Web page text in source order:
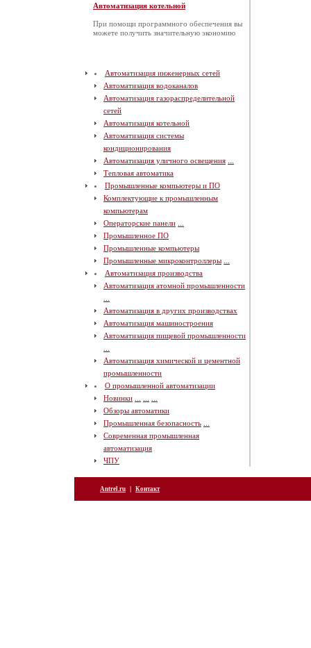
Автоматизация котельной
При помощи программного обеспечения вы
можете получить значительную экономию
Автоматизация инженерных сетей
Автоматизация водоканалов
Автоматизация газораспределительной
сетей
Автоматизация котельной
Автоматизация системы
кондиционирования
Автоматизация уличного освещения
Тепловая автоматика
Промышленные компьютеры и ПО
Комплектующие к промышленным
компьютерам
Операторские панели
Промышленное ПО
Промышленные компьютеры
Промышленные микроконтроллеры
Автоматизация производства
Автоматизация атомной промышленности
Автоматизация в других производствах
Автоматизация машиностроения
Автоматизация пищевой промышленности
Автоматизация химической и цементной
промышленности
О промышленной автоматизации
Новинки
Обзоры автоматики
Промышленная безопасность
Современная промышленная
автоматизация
ЧПУ
Antrel.ru | Контакт